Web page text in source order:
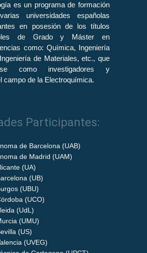
es un programa de formación
universidades españolas
en posesión de los títulos
de Grado y Máster en
como: Química, Ingeniería
de Materiales, etc., que
como investigadores y
campo de la Electroquímica.
Participantes:
de Barcelona (UAB)
de Madrid (UAM)
(UA)
(UB)
(UBU)
(UCO)
(UdL)
(UMU)
(US)
(UVEG)